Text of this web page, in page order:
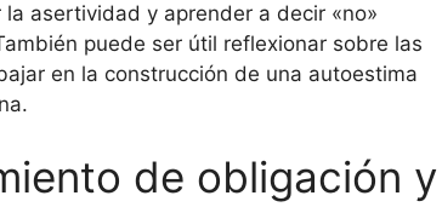
asertividad y aprender a decir «no»
puede ser útil reflexionar sobre las
en la construcción de una autoestima
de obligación y